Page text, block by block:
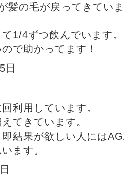
髪の毛が戻ってきていま
1/4ずつ飲んでいます。
で助かってます！
日
利用しています。
てきています。
結果が欲しい人には
ます。